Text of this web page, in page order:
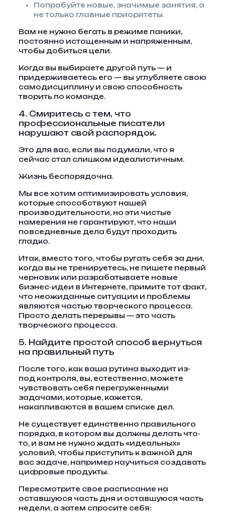
Попробуйте новые, значимые занятия, а
не только главные приоритеты.
Вам не нужно бегать в режиме паники,
постоянно истощенным и напряженным,
чтобы добиться цели.
Когда вы выбираете другой путь — и
придерживаетесь его — вы углубляете свою
самодисциплину и свою способность
творить по команде.
4. Смиритесь с тем, что
профессиональные писатели
нарушают свой распорядок.
Это для вас, если вы подумали, что я
сейчас стал слишком идеалистичным.
Жизнь беспорядочна.
Мы все хотим оптимизировать условия,
которые способствуют нашей
производительности, но эти чистые
намерения не гарантируют, что наши
повседневные дела будут проходить
гладко.
Итак, вместо того, чтобы ругать себя за дни,
когда вы не тренируетесь, не пишете первый
черновик или разрабатываете новые
бизнес-идеи в Интернете, примите тот факт,
что неожиданные ситуации и проблемы
являются частью творческого процесса.
Просто делать перерывы — это часть
творческого процесса.
5. Найдите простой способ вернуться
на правильный путь
После того, как ваша рутина выходит из-
под контроля, вы, естественно, можете
чувствовать себя перегруженными
задачами, которые, кажется,
накапливаются в вашем списке дел.
Не существует единственно правильного
порядка, в котором вы должны делать что-
то, и вам не нужно ждать «идеальных»
условий, чтобы приступить к важной для
вас задаче, например научиться создавать
цифровые продукты.
Пересмотрите свое расписание на
оставшуюся часть дня и оставшуюся часть
недели, а затем спросите себя: